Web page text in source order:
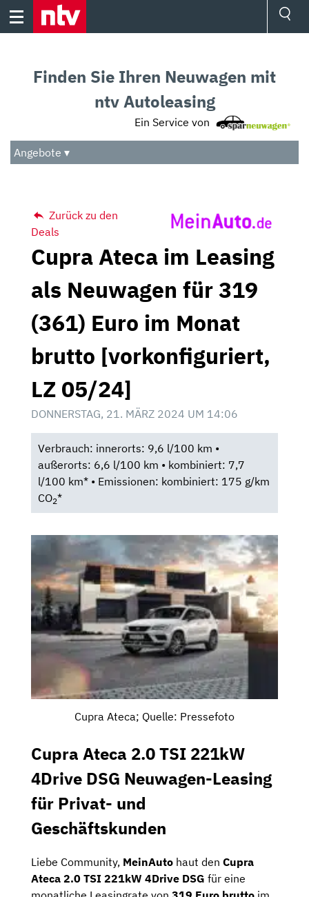
Skip
Audio
Das Beste
Finden Sie Ihren Neuwagen mit
ntv Autoleasing
Ein Service von
Angebote ▾
Zurück zu den
Deals
Cupra Ateca im Leasing
als Neuwagen für 319
(361) Euro im Monat
brutto [vorkonfiguriert,
LZ 05/24]
DONNERSTAG, 21. MÄRZ 2024 UM 14:06
Verbrauch: innerorts: 9,6 l/100 km •
außerorts: 6,6 l/100 km • kombiniert: 7,7
l/100 km* • Emissionen: kombiniert: 175 g/km
CO2*
Cupra Ateca; Quelle: Pressefoto
Cupra Ateca 2.0 TSI 221kW
4Drive DSG Neuwagen-Leasing
für Privat- und
Geschäftskunden
Liebe Community, MeinAuto haut den Cupra
Ateca 2.0 TSI 221kW 4Drive DSG für eine